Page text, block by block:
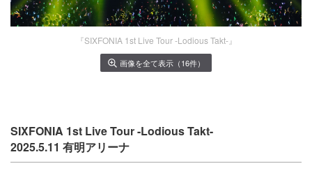
『SIXFONIA 1st Live Tour -Lodious Takt-』
画像を全て表示（16件）
SIXFONIA 1st Live Tour -Lodious Takt-
2025.5.11 有明アリーナ